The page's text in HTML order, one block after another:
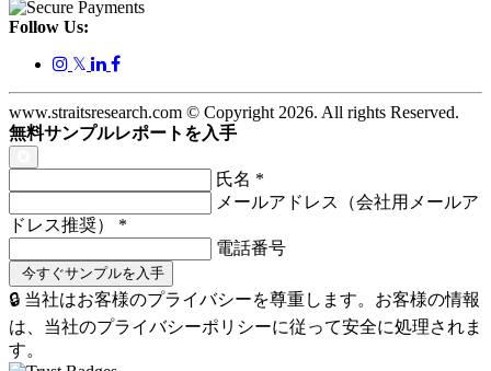
Follow Us:
𝕏
www.straitsresearch.com © Copyright 2026. All rights Reserved.
無料サンプルレポートを入手
氏名 *
メールアドレス（会社用メールア
ドレス推奨） *
電話番号
🔒 当社はお客様のプライバシーを尊重します。お客様の情報
は、当社のプライバシーポリシーに従って安全に処理されま
す。